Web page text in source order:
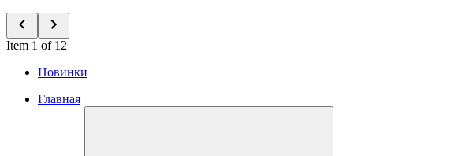
Item 1 of 12
Новинки
Главная